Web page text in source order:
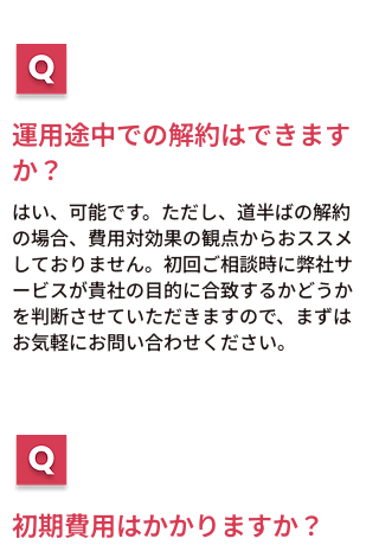
運用途中での解約はできます
か？
はい、可能です。ただし、道半ばの解約
の場合、費用対効果の観点からおススメ
しておりません。初回ご相談時に弊社サ
ービスが貴社の目的に合致するかどうか
を判断させていただきますので、まずは
お気軽にお問い合わせください。
初期費用はかかりますか？